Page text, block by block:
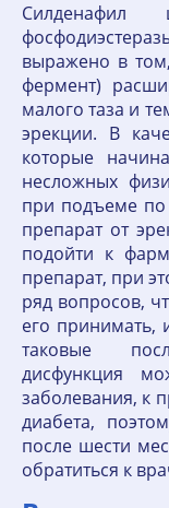
выражено в
фермент)
малого таза и
эрекции. В
которые
несложных
при подъеме
препарат от
подойти к
препарат, при
ряд вопросов,
его принимать,
таковые
дисфункция
заболевания, к
диабета,
после шести
обратиться к